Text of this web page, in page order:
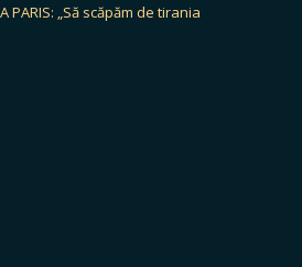
PARIS: „Să scăpăm de tirania